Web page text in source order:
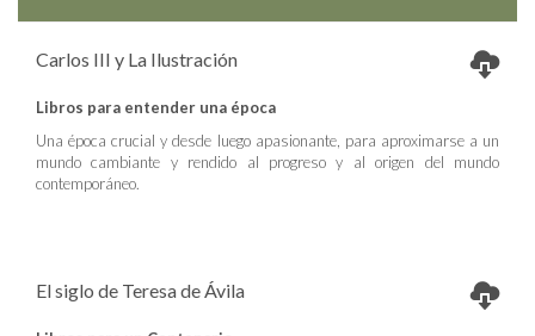
Carlos III y La Ilustración
Libros para entender una época
Una época crucial y desde luego apasionante, para aproximarse a un
mundo cambiante y rendido al progreso y al origen del mundo
contemporáneo.
El siglo de Teresa de Ávila